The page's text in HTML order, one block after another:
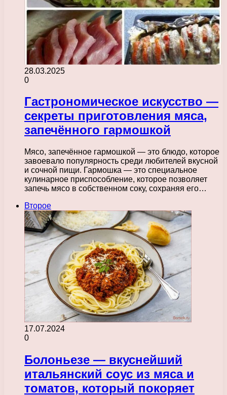
28.03.2025
0
Гастрономическое искусство —
секреты приготовления мяса,
запечённого гармошкой
Мясо, запечённое гармошкой — это блюдо, которое
завоевало популярность среди любителей вкусной
и сочной пищи. Гармошка — это специальное
кулинарное приспособление, которое позволяет
запечь мясо в собственном соку, сохраняя его…
Второе
17.07.2024
0
Болоньезе — вкуснейший
итальянский соус из мяса и
томатов, который покоряет